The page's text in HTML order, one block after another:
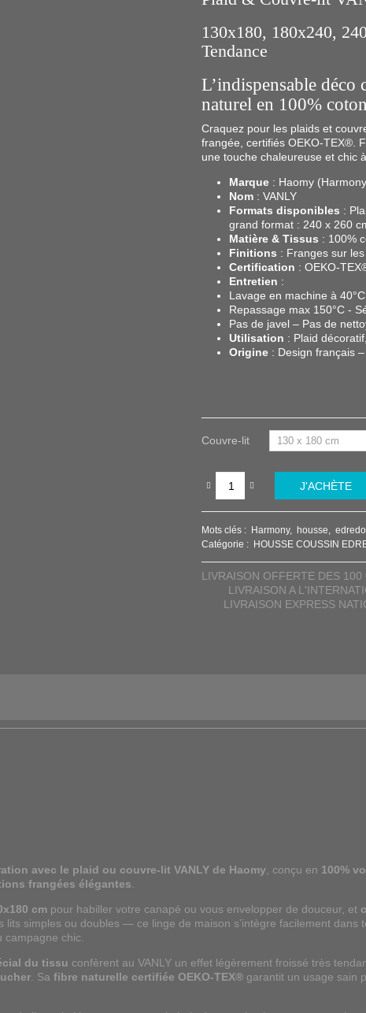
130x180, 180x240,
Tendance
L’indispensable déco
naturel en 100%
Craquez pour les plaids et
frangée, certifiés OEKO-TEX®.
une touche chaleureuse et chic
Marque : Haomy
Nom : VANLY
Formats disponibles :
grand format : 240 x 260
Matière & Tissus : 100%
Finitions : Franges sur
Certification : OEKO-
Entretien :
Lavage en machine à
Repassage max 150°C -
Pas de javel – Pas de
Utilisation : Plaid
Origine : Design français
Couvre-lit
J'ACHÈTE
Mots clés : Harmony housse
Catégorie : HOUSSE COUSSIN
LIVRAISON OFFERTE DES 100
LIVRAISON A
LIVRAISON EXPRESS
avec le plaid ou couvre-lit VANLY de Haomy , conçu en 100%
frangées élégantes
cm pour habiller votre canapé ou vous envelopper de douceur, et
lits simples ou doubles — ce linge de maison s’intègre facilement dans
chic.
du tissu confèrent au VANLY un effet légèrement froissé très
. Sa fibre naturelle certifiée OEKO-TEX® garantit un usage sain